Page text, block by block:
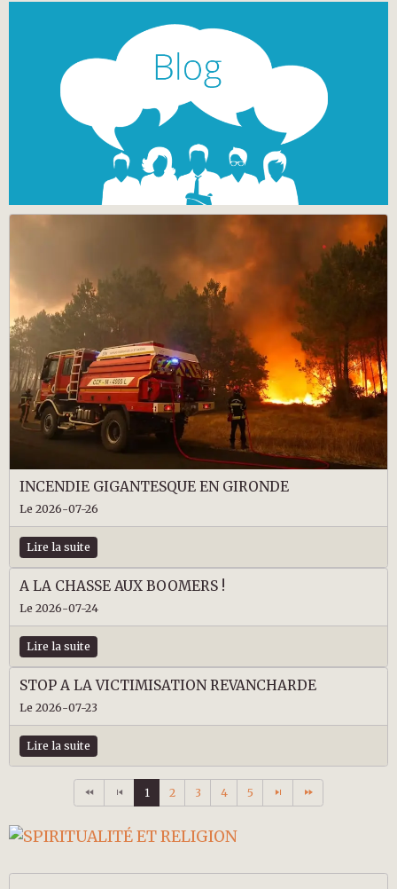
INCENDIE GIGANTESQUE EN GIRONDE
Le 2026-07-26
Lire la suite
A LA CHASSE AUX BOOMERS !
Le 2026-07-24
Lire la suite
STOP A LA VICTIMISATION REVANCHARDE
Le 2026-07-23
Lire la suite
1 2 3 4 5